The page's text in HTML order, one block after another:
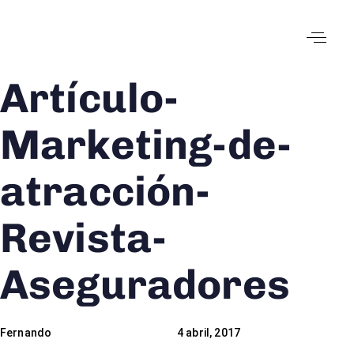
Artículo-
Marketing-de-
atracción-
Revista-
Aseguradores
Author
Fernando
Published
on:
4 abril, 2017
Published
in: